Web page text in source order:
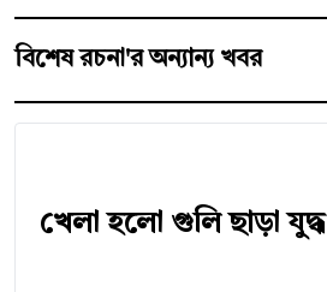
বিশেষ রচনা'র অন্যান্য খবর
খেলা হলো গুলি ছাড়া যুদ্ধ